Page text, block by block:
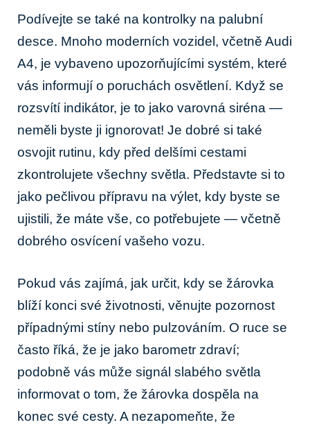
Podívejte se také na kontrolky na palubní
desce. Mnoho moderních vozidel, včetně Audi
A4, je vybaveno upozorňujícími systém, které
vás informují o poruchách osvětlení. Když se
rozsvítí indikátor, je to jako varovná siréna —
neměli byste ji ignorovat! Je dobré si také
osvojit rutinu, kdy před delšími cestami
zkontrolujete všechny světla. Představte si to
jako pečlivou přípravu na výlet, kdy byste se
ujistili, že máte vše, co potřebujete — včetně
dobrého osvícení vašeho vozu.
Pokud vás zajímá, jak určit, kdy se žárovka
blíží konci své životnosti, věnujte pozornost
případnými stíny nebo pulzováním. O ruce se
často říká, že je jako barometr zdraví;
podobně vás může signál slabého světla
informovat o tom, že žárovka dospěla na
konec své cesty. A nezapomeňte, že